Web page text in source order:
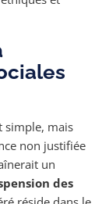
simple, mais
non justifiée
un
des